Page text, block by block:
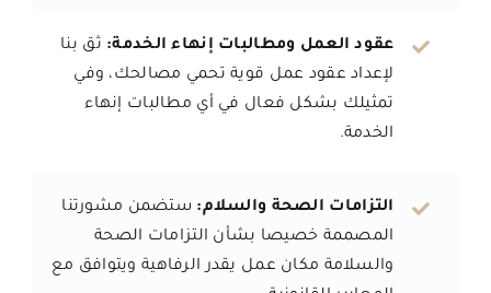
عقود العمل ومطالبات إنهاء الخدمة: ثق بنا
لإعداد عقود عمل قوية تحمي مصالحك، وفي
تمثيلك بشكل فعال في أي مطالبات إنهاء
الخدمة.
التزامات الصحة والسلام: ستضمن مشورتنا
المصممة خصيصا بشأن التزامات الصحة
والسلامة مكان عمل يقدر الرفاهية ويتوافق مع